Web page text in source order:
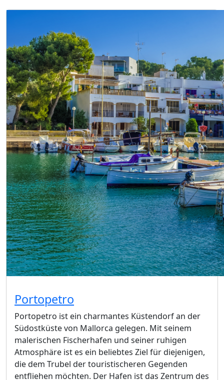
Portopetro
Portopetro ist ein charmantes Küstendorf an der
Südostküste von Mallorca gelegen. Mit seinem
malerischen Fischerhafen und seiner ruhigen
Atmosphäre ist es ein beliebtes Ziel für diejenigen,
die dem Trubel der touristischeren Gegenden
entfliehen möchten. Der Hafen ist das Zentrum des